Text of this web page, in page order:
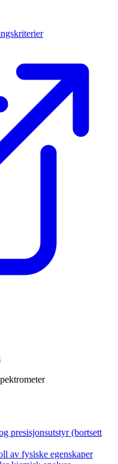
presisjonsutstyr (bortsett
av fysiske egenskaper